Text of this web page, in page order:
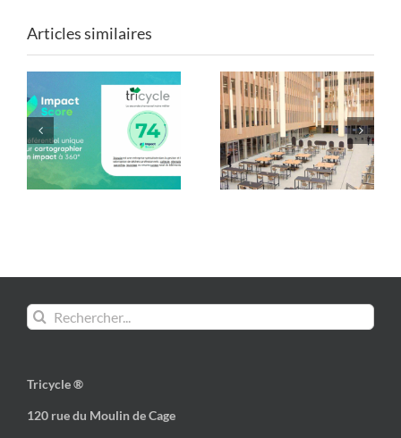
Articles similaires
Mobilier de Paris 2024
: une seconde vie avec
Tricycle !
Les formes du réemploi
: Tricycle x ENSA Paris-
Est
Rechercher:
Tricycle ®
120 rue du Moulin de Cage